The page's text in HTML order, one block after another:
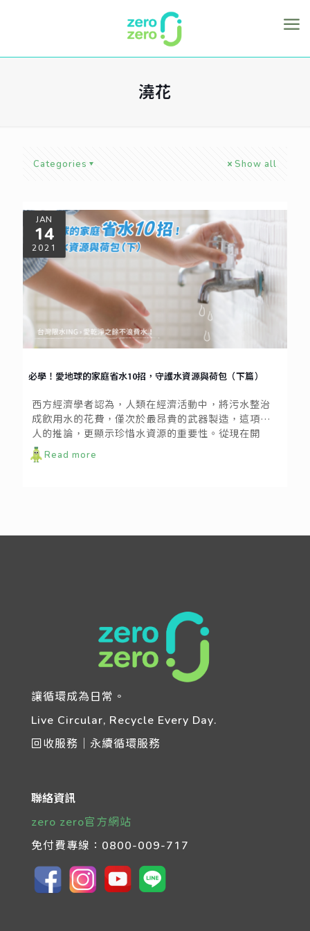
澆花
Categories Show all
JAN
14
2021
必學！愛地球的家庭省水10招，守護水資源與荷包（下篇）
西方經濟學者認為，人類在經濟活動中，將污水整治
成飲用水的花費，僅次於最昂貴的武器製造，這項驚
人的推論，更顯示珍惜水資源的重要性。從現在開
始，讓我們一起把省水好習慣加進愛地球的行動裡
吧！
Read more
讓循環成為日常。
Live Circular, Recycle Every Day.
回收服務｜永續循環服務
聯絡資訊
zero zero官方網站
免付費專線： 0800-009-717